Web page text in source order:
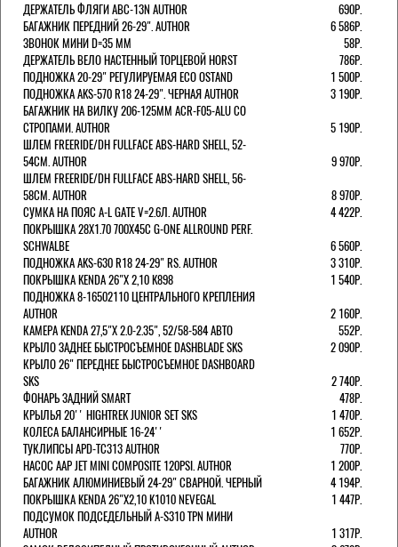
ДЕРЖАТЕЛЬ ФЛЯГИ ABC-13N AUTHOR
690Р.
БАГАЖНИК ПЕРЕДНИЙ 26-29". AUTHOR
6 586Р.
ЗВОНОК МИНИ D=35 ММ
58Р.
ДЕРЖАТЕЛЬ ВЕЛО НАСТЕННЫЙ ТОРЦЕВОЙ HORST
786Р.
ПОДНОЖКА 20-29" РЕГУЛИРУЕМАЯ ECO OSTAND
1 500Р.
ПОДНОЖКА AKS-570 R18 24-29". ЧЕРНАЯ AUTHOR
3 190Р.
БАГАЖНИК НА ВИЛКУ 206-125ММ ACR-F05-ALU СО
СТРОПАМИ. AUTHOR
5 190Р.
ШЛЕМ FREERIDE/DH FULLFACE ABS-HARD SHELL, 52-
54СМ. AUTHOR
9 970Р.
ШЛЕМ FREERIDE/DH FULLFACE ABS-HARD SHELL, 56-
58СМ. AUTHOR
8 970Р.
СУМКА НА ПОЯС A-L GATE V=2.6Л. AUTHOR
4 422Р.
ПОКРЫШКА 28X1.70 700X45C G-ONE ALLROUND PERF.
SCHWALBE
6 560Р.
ПОДНОЖКА AKS-630 R18 24-29" RS. AUTHOR
3 310Р.
ПОКРЫШКА KENDA 26"Х 2,10 K898
1 540Р.
ПОДНОЖКА 8-16502110 ЦЕНТРАЛЬНОГО КРЕПЛЕНИЯ
AUTHOR
2 160Р.
КАМЕРА KENDA 27,5"Х 2.0-2.35", 52/58-584 АВТО
552Р.
КРЫЛО ЗАДНЕЕ БЫСТРОСЪЕМНОЕ DASHBLADE SKS
2 090Р.
КРЫЛО 26" ПЕРЕДНЕЕ БЫСТРОСЪЕМНОЕ DASHBOARD
SKS
2 740Р.
ФОНАРЬ ЗАДНИЙ SMART
478Р.
КРЫЛЬЯ 20'' HIGHTREK JUNIOR SET SKS
1 470Р.
КОЛЕСА БАЛАНСИРНЫЕ 16-24''
1 652Р.
ТУКЛИПСЫ APD-TC313 AUTHOR
770Р.
НАСОС AAP JET MINI COMPOSITE 120PSI. AUTHOR
1 200Р.
БАГАЖНИК АЛЮМИНИЕВЫЙ 24-29" СВАРНОЙ. ЧЕРНЫЙ
4 194Р.
ПОКРЫШКА KENDA 26"Х2,10 K1010 NEVEGAL
1 447Р.
ПОДСУМОК ПОДСЕДЕЛЬНЫЙ A-S310 TPN МИНИ
AUTHOR
1 317Р.